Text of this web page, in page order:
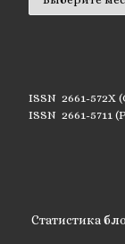
ISSN 2661-572X
ISSN 2661-5711
Статистика